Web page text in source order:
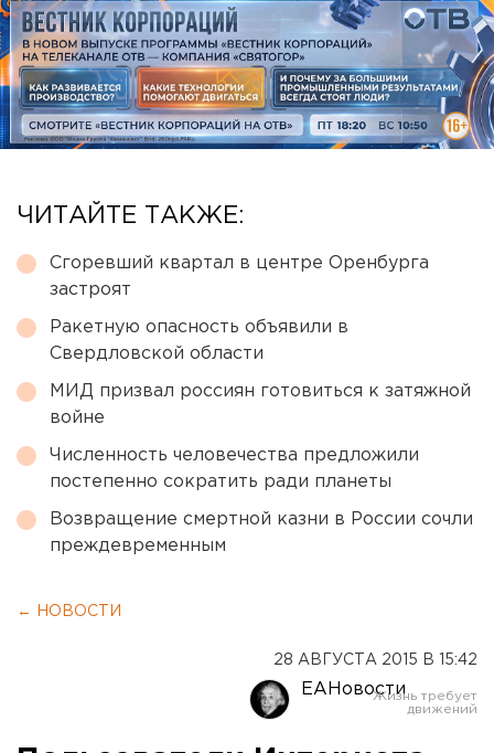
ЧИТАЙТЕ ТАКЖЕ:
Сгоревший квартал в центре Оренбурга
застроят
Ракетную опасность объявили в
Свердловской области
МИД призвал россиян готовиться к затяжной
войне
Численность человечества предложили
постепенно сократить ради планеты
Возвращение смертной казни в России сочли
преждевременным
← НОВОСТИ
28 АВГУСТА 2015 В 15:42
ЕАНовости